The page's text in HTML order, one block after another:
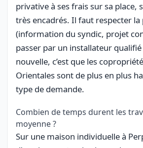
privative à ses frais sur sa place,
très encadrés. Il faut respecter
(information du syndic, projet
passer par un installateur qualifié
nouvelle, c’est que les
Orientales sont de plus en plus
type de demande.
Combien de temps durent les
moyenne ?
Sur une maison individuelle à